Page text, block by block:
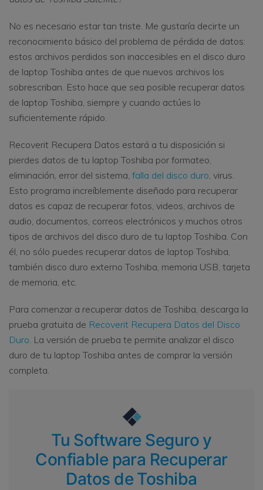
No es necesario estar tan triste. Me gustaría decirte un
reconocimiento básico del problema de pérdida de datos:
estos archivos perdidos son inaccesibles en el disco duro
de laptop Toshiba antes de que nuevos archivos los
sobrescriban. Esto hace que sea posible recuperar datos
de laptop Toshiba, siempre y cuando actúes lo
suficientemente rápido.
Recoverit Recupera Datos estará a tu disposición si
pierdes datos de tu laptop Toshiba por formateo,
eliminación, error del sistema, falla del disco duro, virus.
Esto programa increíblemente diseñado para recuperar
datos es capaz de recuperar fotos, videos, archivos de
audio, documentos, correos electrónicos y muchos otros
tipos de archivos del disco duro de tu laptop Toshiba. Con
él, no sólo puedes recuperar datos de laptop Toshiba,
también disco duro externo Toshiba, memoria USB, tarjeta
de memoria, etc.
Para comenzar a recuperar datos de Toshiba, descarga la
prueba gratuita de Recoverit Recupera Datos del Disco
Duro. La versión de prueba te permite analizar el disco
duro de tu laptop Toshiba antes de comprar la versión
completa.
Tu Software Seguro y
Confiable para Recuperar
Datos de Toshiba